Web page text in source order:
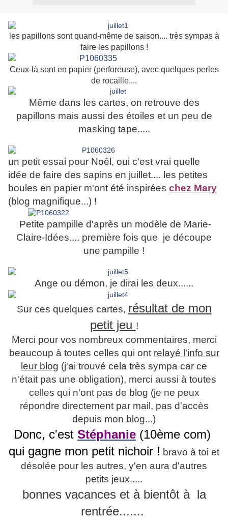
les papillons sont quand-même de saison.... très sympas à
faire les papillons !
Ceux-là sont en papier (perforeuse), avec quelques perles
de rocaille....
Même dans les cartes, on retrouve des
papillons mais aussi des étoiles et un peu de
masking tape.....
un petit essai pour Noêl, oui c'est vrai quelle
idée de faire des sapins en juillet.... les petites
boules en papier m'ont été inspirées chez Mary
(blog magnifique...) !
Petite pampille d'après un modèle de Marie-
Claire-Idées.... première fois que je découpe
une pampille !
Ange ou démon, je dirai les deux......
Sur ces quelques cartes, résultat de mon
petit jeu !
Merci pour vos nombreux commentaires, merci
beaucoup à toutes celles qui ont relayé l'info sur
leur blog (j'ai trouvé cela très sympa car ce
n'était pas une obligation), merci aussi à toutes
celles qui n'ont pas de blog (je ne peux
répondre directement par mail, pas d'accès
depuis mon blog...)
Donc, c'est Stéphanie (10ème com)
qui gagne mon petit nichoir ! bravo à toi et
désolée pour les autres, y'en aura d'autres
petits jeux.....
bonnes vacances et à bientôt à la
rentrée.......